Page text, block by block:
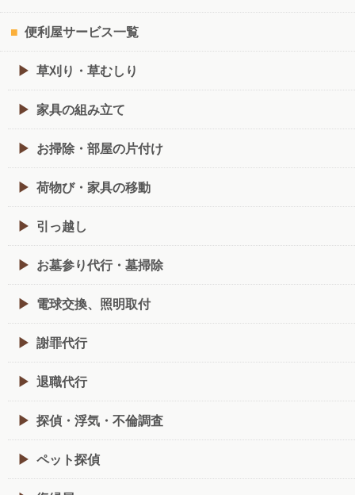
便利屋サービス一覧
草刈り・草むしり
家具の組み立て
お掃除・部屋の片付け
荷物び・家具の移動
引っ越し
お墓参り代行・墓掃除
電球交換、照明取付
謝罪代行
退職代行
探偵・浮気・不倫調査
ペット探偵